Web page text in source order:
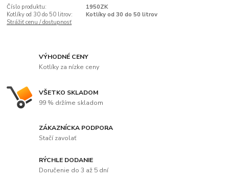
Číslo produktu:
1950ZK
Kotlíky od 30 do 50 litrov:
Kotlíky od 30 do 50 litrov
Strážiť cenu / dostupnosť
VÝHODNÉ CENY
Kotlíky za nízke ceny
VŠETKO SKLADOM
99 % držíme skladom
ZÁKAZNÍCKA PODPORA
Stačí zavolať
RÝCHLE DODANIE
Doručenie do 3 až 5 dní